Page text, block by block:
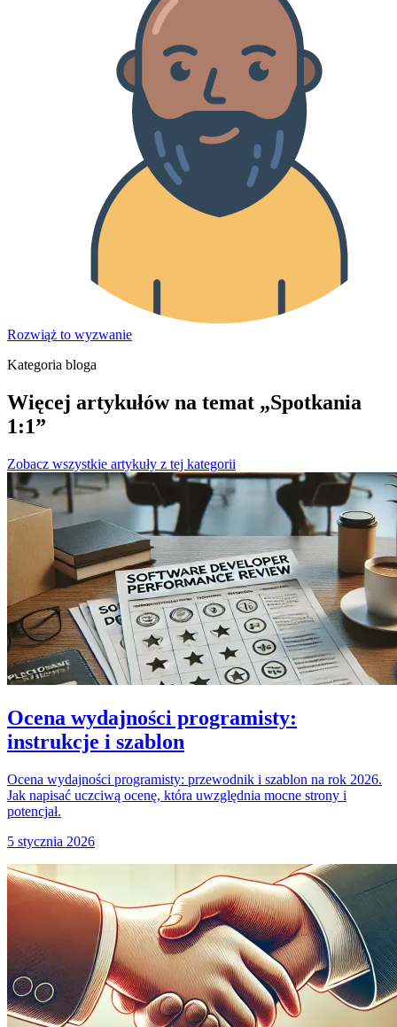
Rozwiąż to wyzwanie
Kategoria bloga
Więcej artykułów na temat „Spotkania
1:1”
Zobacz wszystkie artykuły z tej kategorii
Ocena wydajności programisty:
instrukcje i szablon
Ocena wydajności programisty: przewodnik i szablon na rok 2026.
Jak napisać uczciwą ocenę, która uwzględnia mocne strony i
potencjał.
5 stycznia 2026